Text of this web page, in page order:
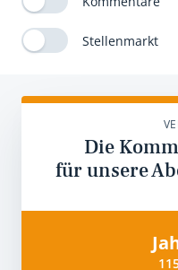
Stellenmarkt
Die
für unsere